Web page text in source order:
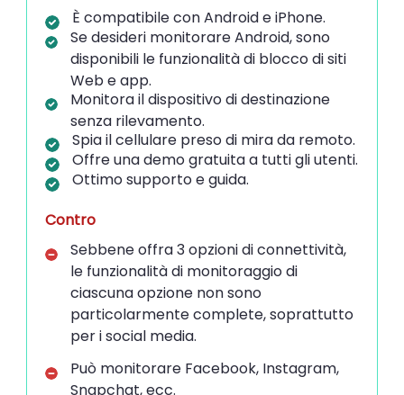
È compatibile con Android e iPhone.
Se desideri monitorare Android, sono
disponibili le funzionalità di blocco di siti
Web e app.
Monitora il dispositivo di destinazione
senza rilevamento.
Spia il cellulare preso di mira da remoto.
Offre una demo gratuita a tutti gli utenti.
Ottimo supporto e guida.
Contro
Sebbene offra 3 opzioni di connettività,
le funzionalità di monitoraggio di
ciascuna opzione non sono
particolarmente complete, soprattutto
per i social media.
Può monitorare Facebook, Instagram,
Snapchat, ecc.